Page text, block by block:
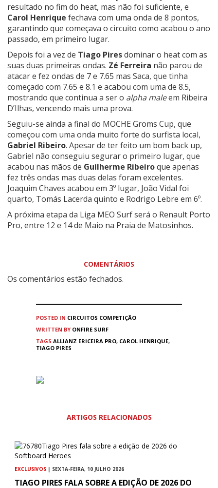
resultado no fim do heat, mas não foi suficiente, e
Carol Henrique fechava com uma onda de 8 pontos,
garantindo que começava o circuito como acabou o ano
passado, em primeiro lugar.
Depois foi a vez de Tiago Piresdominar o heat com as
suas duas primeiras ondas. Zé Ferreira não parou de
atacar e fez ondas de 7 e 7.65 mas Saca, que tinha
começado com 7.65 e 8.1 e acabou com uma de 8.5,
mostrando que continua a ser o alpha maleem Ribeira
D’Ilhas, vencendo mais uma prova.
Seguiu-se ainda a final do MOCHE Groms Cup, que
começou com uma onda muito forte do surfista local,
Gabriel Ribeiro. Apesar de ter feito um bom back up,
Gabriel não conseguiu segurar o primeiro lugar, que
acabou nas mãos de Guilherme Ribeiroque apenas
fez três ondas mas duas delas foram excelentes.
Joaquim Chaves acabou em 3º lugar, João Vidal foi
quarto, Tomás Lacerda quinto e Rodrigo Lebre em 6º.
A próxima etapa da Liga MEO Surf será o Renault Porto
Pro, entre 12 e 14 de Maio na Praia de Matosinhos.
COMENTÁRIOS
Os comentários estão fechados.
POSTED IN CIRCUITOS COMPETIÇÃO
WRITTEN BY ONFIRE SURF
TAGS ALLIANZ ERICEIRA PRO, CAROL HENRIQUE,
TIAGO PIRES
ARTIGOS RELACIONADOS
EXCLUSIVOS | SEXTA-FEIRA, 10 JULHO 2026
TIAGO PIRES FALA SOBRE A EDIÇÃO DE 2026 DO